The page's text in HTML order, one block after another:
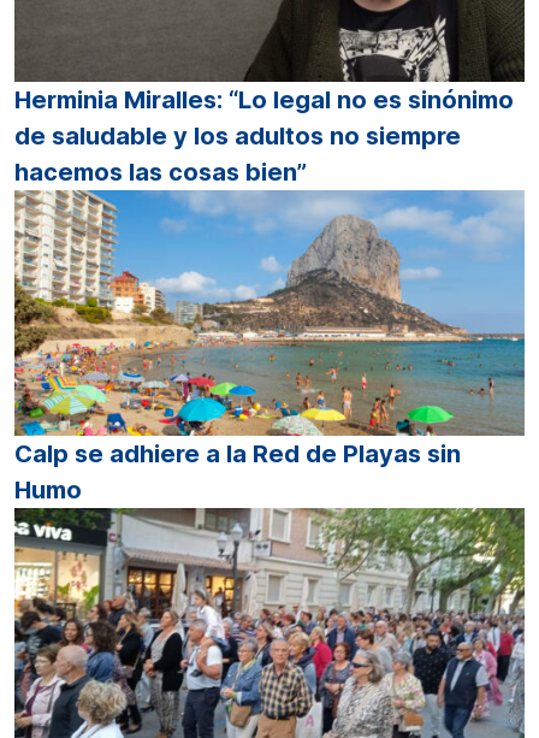
Herminia Miralles: “Lo legal no es sinónimo
de saludable y los adultos no siempre
hacemos las cosas bien”
Calp se adhiere a la Red de Playas sin
Humo